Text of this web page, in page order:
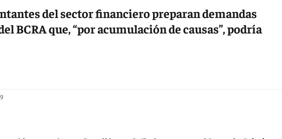
del sector financiero preparan demandas
BCRA que, “por acumulación de causas”, podría